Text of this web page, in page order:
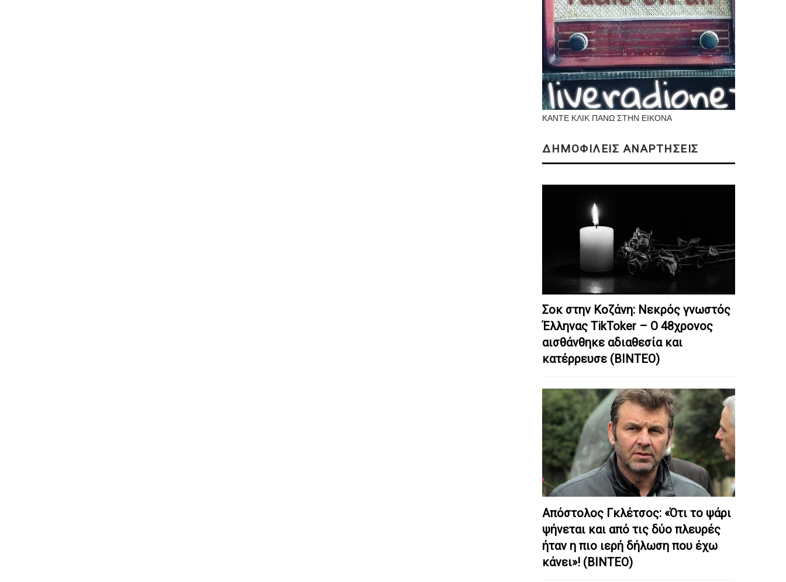
ΚΑΝΤΕ ΚΛΙΚ ΠΑΝΩ ΣΤΗΝ ΕΙΚΟΝΑ
ΔΗΜΟΦΙΛΕΙΣ ΑΝΑΡΤΗΣΕΙΣ
Σοκ στην Κοζάνη: Nεκρός γνωστός
Έλληνας TikToker – Ο 48χρονος
αισθάνθηκε αδιαθεσία και
κατέρρευσε (ΒΙΝΤΕΟ)
Απόστολος Γκλέτσος: «Ότι το ψάρι
ψήνεται και από τις δύο πλευρές
ήταν η πιο ιερή δήλωση που έχω
κάνει»! (ΒΙΝΤΕΟ)